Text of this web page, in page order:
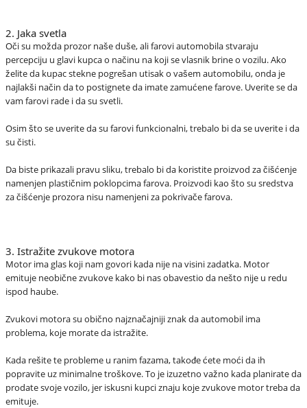
2. Jaka svetla
Oči su možda prozor naše duše, ali farovi automobila stvaraju
percepciju u glavi kupca o načinu na koji se vlasnik brine o vozilu. Ako
želite da kupac stekne pogrešan utisak o vašem automobilu, onda je
najlakši način da to postignete da imate zamućene farove. Uverite se da
vam farovi rade i da su svetli.
Osim što se uverite da su farovi funkcionalni, trebalo bi da se uverite i da
su čisti.
Da biste prikazali pravu sliku, trebalo bi da koristite proizvod za čišćenje
namenjen plastičnim poklopcima farova. Proizvodi kao što su sredstva
za čišćenje prozora nisu namenjeni za pokrivače farova.
3. Istražite zvukove motora
Motor ima glas koji nam govori kada nije na visini zadatka. Motor
emituje neobične zvukove kako bi nas obavestio da nešto nije u redu
ispod haube.
Zvukovi motora su obično najznačajniji znak da automobil ima
problema, koje morate da istražite.
Kada rešite te probleme u ranim fazama, takođe ćete moći da ih
popravite uz minimalne troškove. To je izuzetno važno kada planirate da
prodate svoje vozilo, jer iskusni kupci znaju koje zvukove motor treba da
emituje.